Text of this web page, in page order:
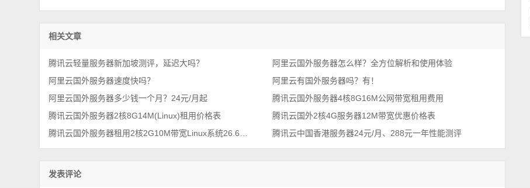
相关文章
腾讯云轻量服务器新加坡测评，延迟大吗？
阿里云国外服务器怎么样？全方位解析和使用体验
阿里云国外服务器速度快吗？
阿里云有国外服务器吗？有！
阿里云国外服务器多少钱一个月？24元/月起
腾讯云国外服务器4核8G16M公网带宽租用费用
腾讯云国外服务器2核8G14M(Linux)租用价格表
腾讯云国外2核4G服务器12M带宽优惠价格表
腾讯云中国香港服务器24元/月、288元一年性能测评
发表评论